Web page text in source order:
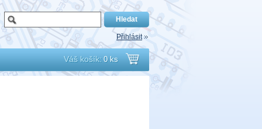
Váš košík: 0 ks
Přejít
Přihlásit